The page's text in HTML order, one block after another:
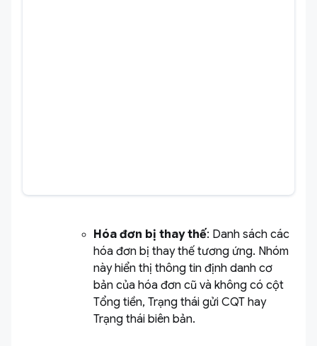
Hóa đơn bị thay thế: Danh sách các
hóa đơn bị thay thế tương ứng. Nhóm
này hiển thị thông tin định danh cơ
bản của hóa đơn cũ và không có cột
Tổng tiền, Trạng thái gửi CQT hay
Trạng thái biên bản.